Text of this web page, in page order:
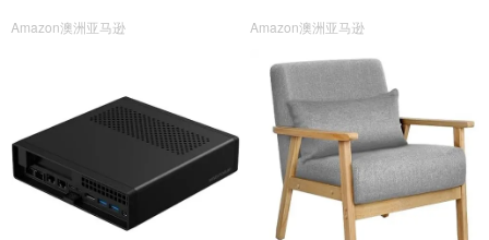
Amazon澳洲亚马逊 Amazon澳洲亚马逊